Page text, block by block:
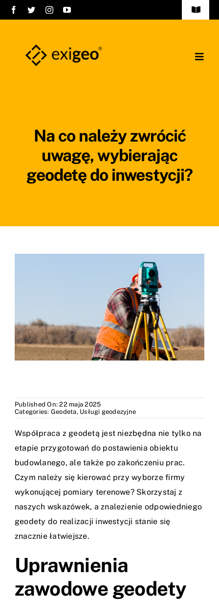
Przejdź
do
Toggle
Kontakt
Kariera
Blog
Kontakt
Na co należy zwrócić
uwagę, wybierając
geodetę do inwestycji?
Published On: 22 maja 2025
Categories: Geodeta, Usługi geodezyjne
Współpraca z geodetą jest niezbędna nie tylko na
etapie przygotowań do postawienia obiektu
budowlanego, ale także po zakończeniu prac.
Czym należy się kierować przy wyborze firmy
wykonującej pomiary terenowe? Skorzystaj z
naszych wskazówek, a znalezienie odpowiedniego
geodety do realizacji inwestycji stanie się
znacznie łatwiejsze.
Uprawnienia
zawodowe geodety